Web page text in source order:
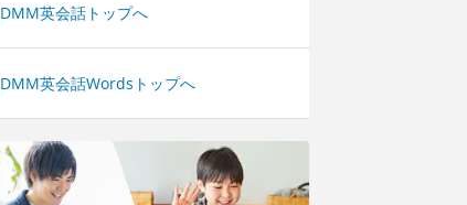
DMM英会話トップへ
DMM英会話Wordsトップへ